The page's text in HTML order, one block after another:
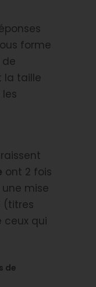
forme
la taille
ont 2 fois
mise
(titres
ceux qui
de